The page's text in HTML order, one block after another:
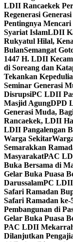
LDII Rancaekek
Regenerasi
Pentingnya Mencari
Syariat IslamLDII
Rukyatul Hilal,
BulanSemangat
1447 H. LDII
di Soreang dan
Tekankan
Seminar Generasi
DisrupsiPC LDII
Masjid AgungDPD
Generasi Muda,
Rancaekek, LDII
LDII Pangalengan
Warga Sekitar
Semarakkan
MasyarakatPAC
Buka Bersama di
Gelar Buka Puasa
DarussalamPC LDII
Safari Ramadan
Safari Ramadan
Pembangunan di
Gelar Buka Puasa
PAC LDII
Dilanjutkan